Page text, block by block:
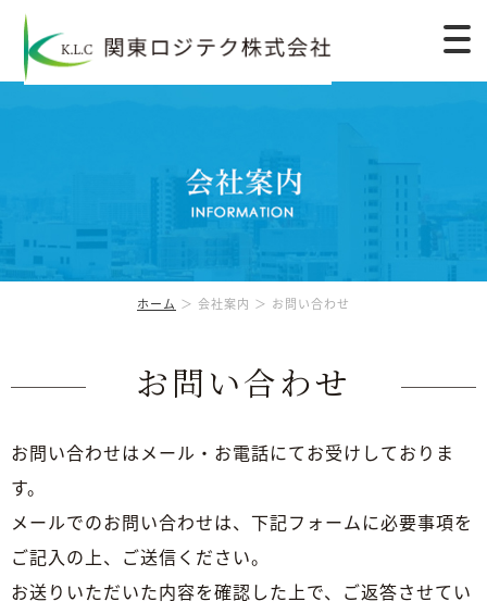
ホーム ＞ 会社案内 ＞ お問い合わせ
お問い合わせ
お問い合わせはメール・お電話にてお受けしておりま
す。
メールでのお問い合わせは、下記フォームに必要事項を
ご記入の上、ご送信ください。
お送りいただいた内容を確認した上で、ご返答させてい